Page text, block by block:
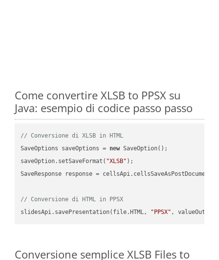
Come convertire XLSB to PPSX su
Java: esempio di codice passo passo
// Conversione di XLSB in HTML
SaveOptions saveOptions = new SaveOption();
saveOption.setSaveFormat( "XLSB" );
SaveResponse response =
// Conversione di HTML in PPSX
slidesApi.savePresentation(file.HTML,
"PPSX"
Conversione semplice XLSB Files to